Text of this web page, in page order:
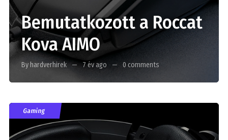
Bemutatkozott a Roccat
Kova AIMO
By hardverhirek 7 év ago 0 comments
Gaming